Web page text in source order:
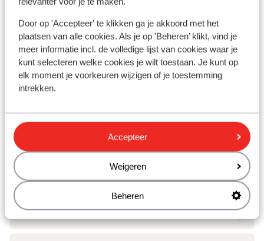
Door op 'Accepteer' te klikken ga je akkoord met het
plaatsen van alle cookies. Als je op 'Beheren’ klikt, vind je
meer informatie incl. de volledige lijst van cookies waar je
kunt selecteren welke cookies je wilt toestaan. Je kunt op
elk moment je voorkeuren wijzigen of je toestemming
intrekken.
Accepteer
Weigeren
Beheren
In de buurt
Strand: 700 m
Afstand tot centrum: circa 1,3 kilometer, ipsos
circa 700 meter
Luchthaven: 17 km
Aan een steile weg
Andere accommodaties in Corfu
Ikos Odisia
The Olivar Suites